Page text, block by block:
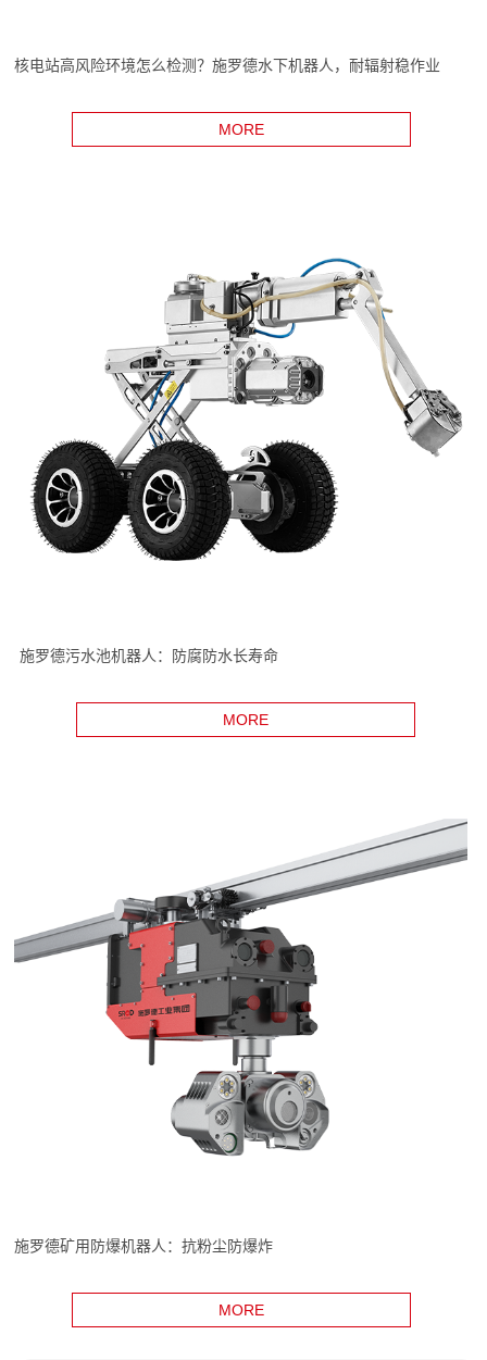
核电站高风险环境怎么检测？施罗德水下机器人，耐辐射稳作业
MORE
施罗德污水池机器人：防腐防水长寿命
MORE
施罗德矿用防爆机器人：抗粉尘防爆炸
MORE